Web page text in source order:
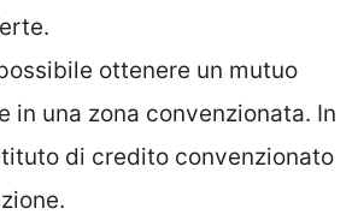
ottenere un mutuo
in una zona convenzionata. In
di credito convenzionato